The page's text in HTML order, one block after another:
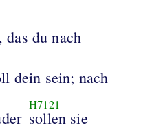
du nach
dein sein; nach
H7121
sollen sie